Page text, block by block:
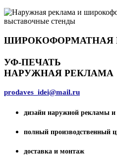
ШИРОКОФОРМАТНАЯ
УФ-ПЕЧАТЬ
НАРУЖНАЯ РЕКЛАМА
prodaves_idei@mail.ru
дизайн наружной рекламы
полный производственный
доставка и монтаж